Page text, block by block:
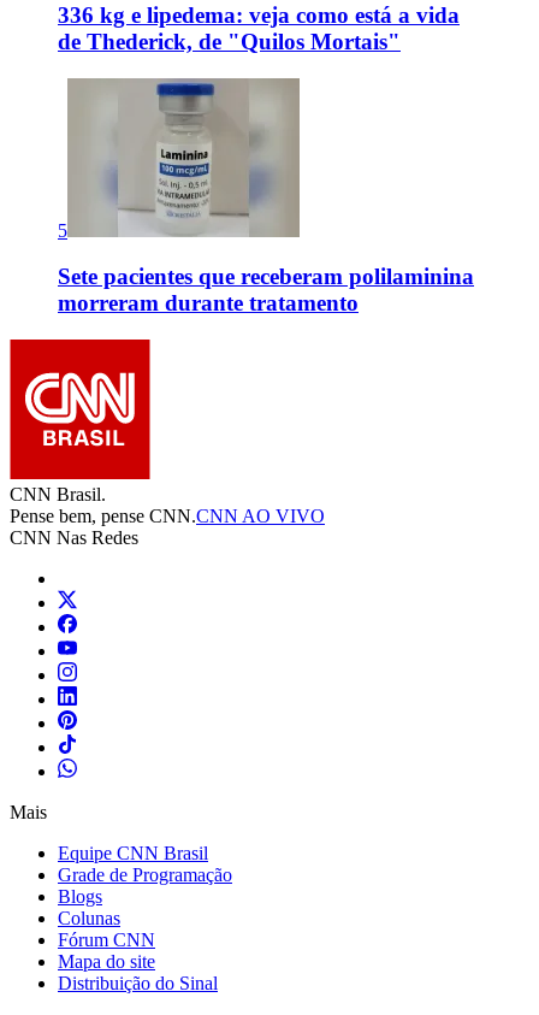
336 kg e lipedema: veja como está a vida
de Thederick, de "Quilos Mortais"
5
Sete pacientes que receberam polilaminina
morreram durante tratamento
CNN Brasil.
Pense bem, pense CNN.CNN AO VIVO
CNN Nas Redes
Mais
Equipe CNN Brasil
Grade de Programação
Blogs
Colunas
Fórum CNN
Mapa do site
Distribuição do Sinal